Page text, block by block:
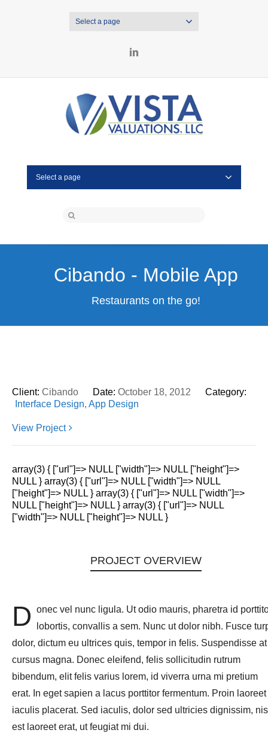
Select a page
Select a page
Cibando - Mobile App
Restaurants on the go!
Client: Cibando Date: October 18, 2012
Category:
Interface Design, App Design
View Project
array(3) { ["url"]=> NULL ["width"]=> NULL ["height"]=>
NULL } array(3) { ["url"]=> NULL ["width"]=> NULL
["height"]=> NULL } array(3) { ["url"]=> NULL ["width"]=>
NULL ["height"]=> NULL } array(3) { ["url"]=> NULL
["width"]=> NULL ["height"]=> NULL }
PROJECT OVERVIEW
D onec vel nunc ligula. Ut odio mauris, pharetra id
lobortis, convallis a sem. Nunc ut dolor nibh. Fusce
dolor, dictum eu ultrices quis, tempor in felis. Suspendisse at
cursus magna. Donec eleifend, felis sollicitudin rutrum
bibendum, elit felis varius lorem, id viverra urna mi pretium
erat. In eget sapien a lacus porttitor fermentum. Proin laoreet
iaculis placerat. Sed iaculis, dolor sed ultricies dignissim,
est laoreet erat, ut feugiat mi dui.